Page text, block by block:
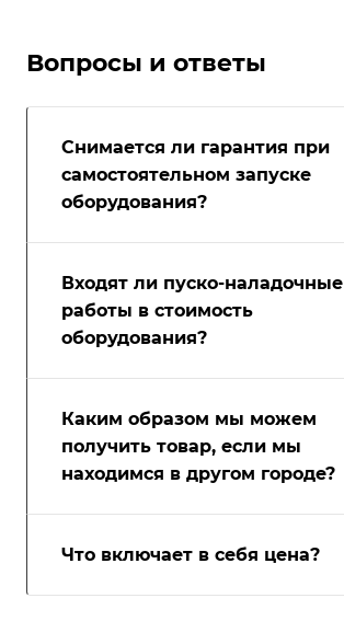
Вопросы и ответы
Снимается ли гарантия при
самостоятельном запуске
оборудования?
Входят ли пуско-наладочные
работы в стоимость
оборудования?
Каким образом мы можем
получить товар, если мы
находимся в другом городе?
Что включает в себя цена?